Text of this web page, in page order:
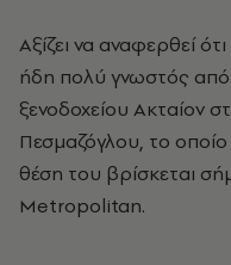
Αξίζει να αναφερθεί
ήδη πολύ γνωστός από
ξενοδοχείου Ακταίον
Πεσμαζόγλου, το
θέση του βρίσκεται
Metropolitan.